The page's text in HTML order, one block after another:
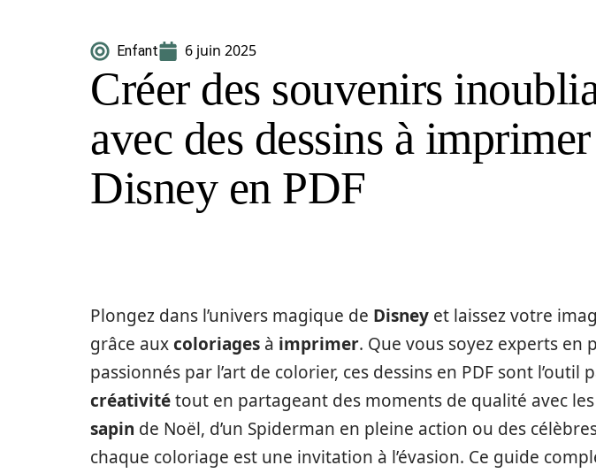
Enfant 6 juin 2025
Créer des souvenirs
avec des dessins à imprimer
Disney en PDF
Plongez dans l’univers magique de Disney et laissez votre
grâce auxcoloriages à imprimer. Que vous soyez experts en
passionnés par l’art de colorier, ces dessins en PDF sont
créativitétout en partageant des moments de qualité avec
sapin de Noël, d’un Spiderman en pleine action ou des
chaque coloriage est une invitation à l’évasion. Ce guide